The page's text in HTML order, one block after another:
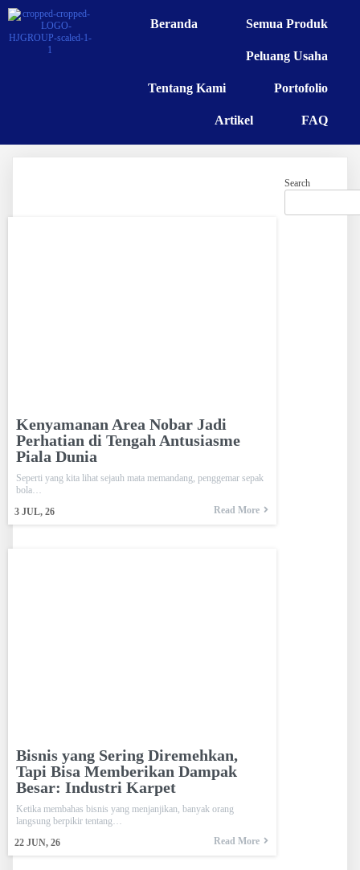
Beranda Semua Produk
Peluang Usaha
Tentang Kami Portofolio
Artikel FAQ
Kenyamanan Area Nobar Jadi
Perhatian di Tengah Antusiasme
Piala Dunia
3 JUL, 26
Seperti yang kita lihat sejauh mata memandang, penggemar sepak
bola…
Read More
Bisnis yang Sering Diremehkan,
Tapi Bisa Memberikan Dampak
Besar: Industri Karpet
22 JUN, 26
Ketika membahas bisnis yang menjanjikan, banyak orang
langsung berpikir tentang…
Read More
Search